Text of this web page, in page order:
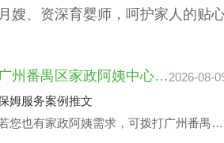
嫂、资深育婴师，呵护家人的贴
广州番禺区家政阿姨中心价钱：品牌声誉与实际服务水平2026-08-
姆服务案例推文
您也有家政阿姨需求，可拨打广州番禺区